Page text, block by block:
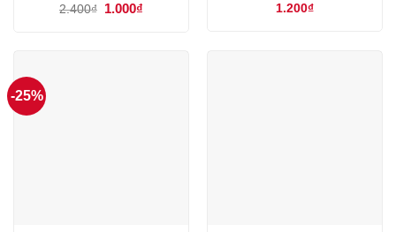
2.400₫
Giá
1.000₫ 1.200₫
-25%